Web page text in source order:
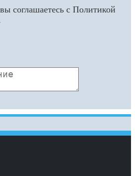
соглашаетесь с Политикой